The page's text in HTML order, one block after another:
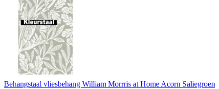
Behangstaal vliesbehang William Morrris at Home Acorn Saliegroen